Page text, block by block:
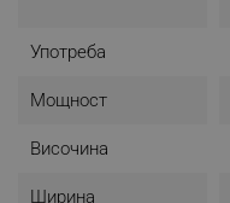
Употреба
Мощност
Височина
Ширина